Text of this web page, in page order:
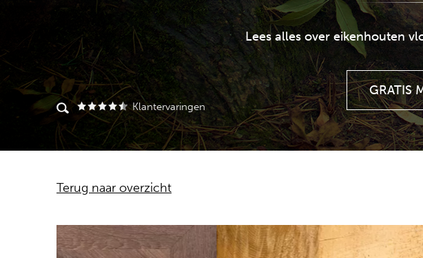
Lees alles over eikenhouten
GRATIS
GRATIS
Klantervaringen
Terug naar overzicht